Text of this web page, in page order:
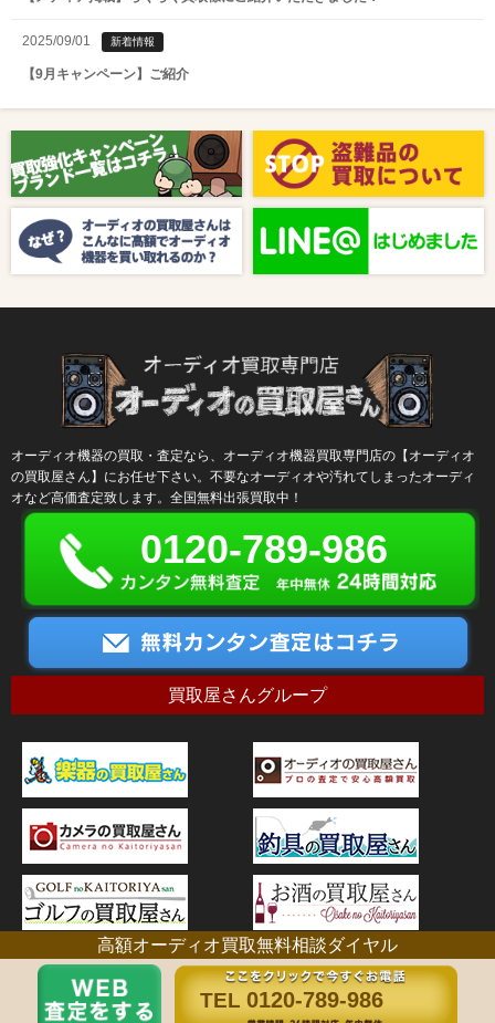
2025/09/01 新着情報
【9月キャンペーン】ご紹介
【8月キャンペーン】ご紹介
2024/10/04 新着情報
【ラジオ番組放送のお知らせ】
オーディオ機器の買取・査定なら、オーディオ機器買取専門店の【オーディオ
の買取屋さん】にお任せ下さい。不要なオーディオや汚れてしまったオーディ
オなど高価査定致します。全国無料出張買取中！
0120-789-986
買取屋さんグループ
古物営業許可証番号：神奈川県公安委員会 第451310006356号
Copyright © オーディオの買取屋さん All right reserved,
高額オーディオ買取無料相談ダイヤル
TEL0120-789-986